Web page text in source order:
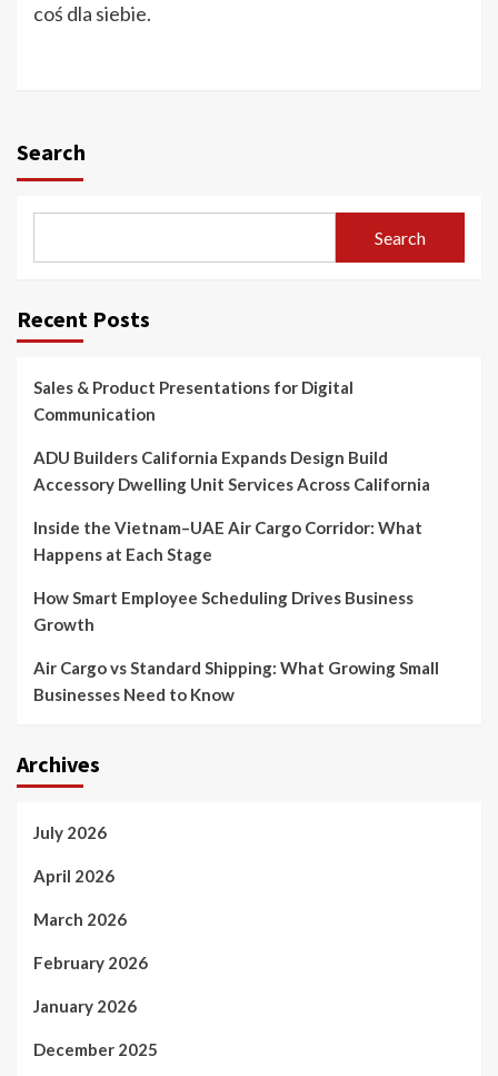
coś dla siebie.
Search
Search
Recent Posts
Sales & Product Presentations for Digital
Communication
ADU Builders California Expands Design Build
Accessory Dwelling Unit Services Across California
Inside the Vietnam–UAE Air Cargo Corridor: What
Happens at Each Stage
How Smart Employee Scheduling Drives Business
Growth
Air Cargo vs Standard Shipping: What Growing Small
Businesses Need to Know
Archives
July 2026
April 2026
March 2026
February 2026
January 2026
December 2025